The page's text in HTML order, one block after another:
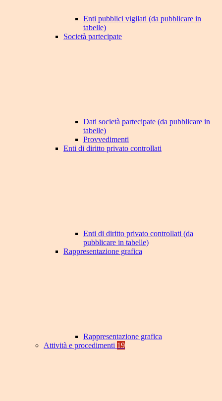
Enti pubblici vigilati (da pubblicare in
tabelle)
Società partecipate
Dati società partecipate (da pubblicare in
tabelle)
Provvedimenti
Enti di diritto privato controllati
Enti di diritto privato controllati (da
pubblicare in tabelle)
Rappresentazione grafica
Rappresentazione grafica
Attività e procedimenti 19